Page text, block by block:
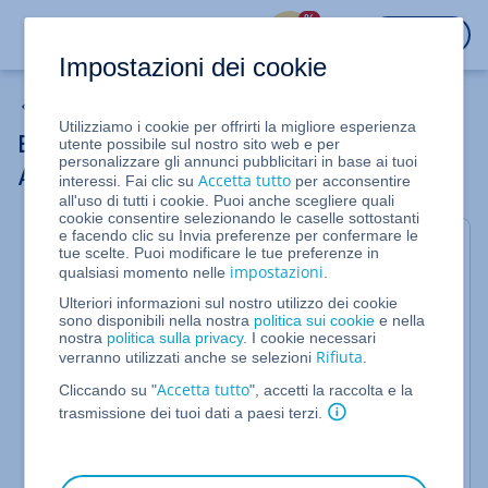
%
Errore nell'installare il Cyber Protection
Agent in Rocky Linux 9
Per Server Dedicati gestiti nel Cloud Panel
In questo articolo ti spieghiamo come procedere nel
caso in cui fallisca l'installazione del Cyber
Protection Agent su un Server Dedicato con Rocky
Linux 9.
L'immagine Rocky Linux 9 usata da IONOS per i
Server Dedicati installa la seguente versione del
kernel:kernel-5.14.0-503.14.1.el9_5.x86_64
Impostazioni dei cookie
Utilizziamo i cookie per offrirti la migliore esperienza
utente possibile sul nostro sito web e per
personalizzare gli annunci pubblicitari in base ai tuoi
interessi. Fai clic suAccetta tutto per acconsentire
all'uso di tutti i cookie. Puoi anche scegliere quali
cookie consentire selezionando le caselle sottostanti
e facendo clic su Invia preferenze per confermare le
tue scelte. Puoi modificare le tue preferenze in
qualsiasi momento nelle impostazioni
Ulteriori informazioni sul nostro utilizzo dei cookie
sono disponibili nella nostra politica sui cookie e nella
nostra politica sulla privacy. I cookie necessari
verranno utilizzati anche se selezioni Rifiuta
Cliccando su "Accetta tutto", accetti la raccolta e la
trasmissione dei tuoi dati a paesi terzi.